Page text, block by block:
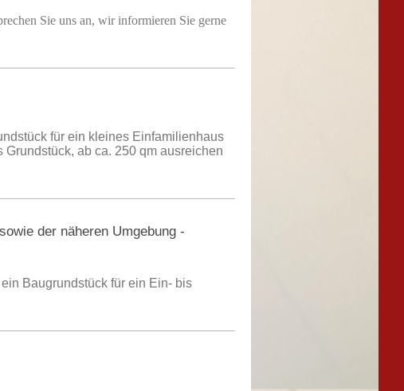
Sie uns an, wir informieren Sie gerne
für ein kleines Einfamilienhaus
ab ca. 250 qm ausreichen
der näheren Umgebung -
Baugrundstück für ein Ein- bis